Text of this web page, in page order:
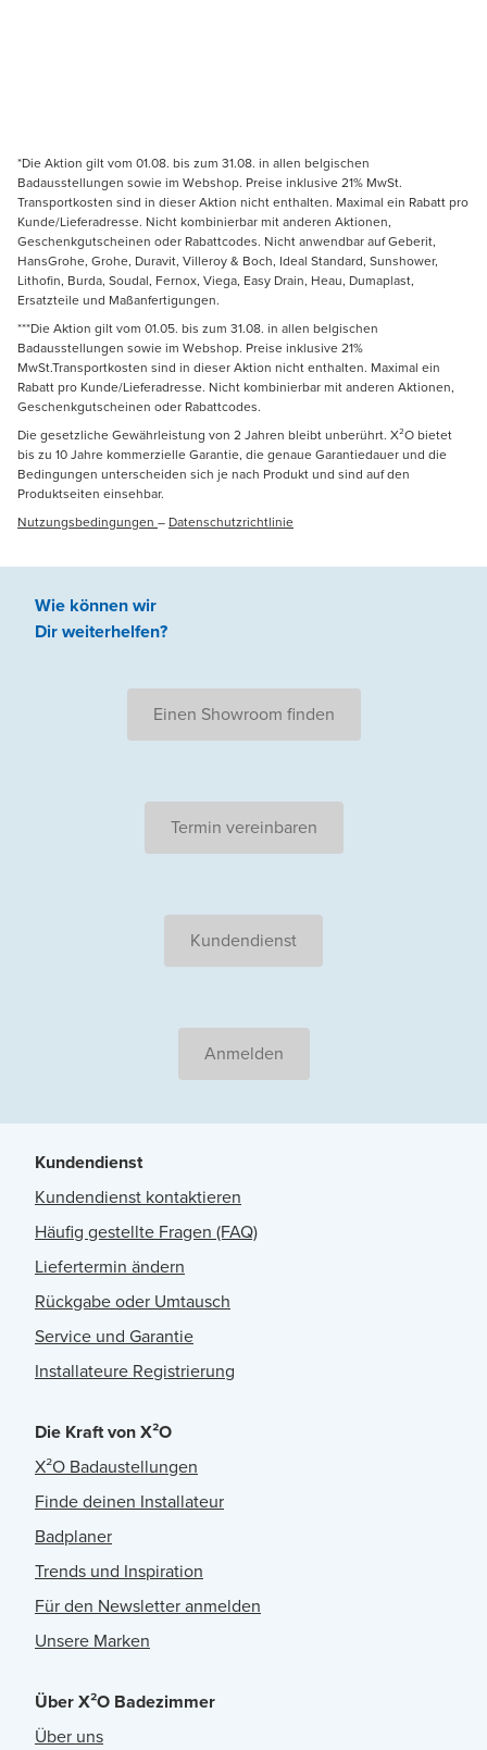
*Die Aktion gilt vom 01.08. bis zum 31.08. in allen belgischen
Badausstellungen sowie im Webshop. Preise inklusive 21% MwSt.
Transportkosten sind in dieser Aktion nicht enthalten. Maximal ein Rabatt pro
Kunde/Lieferadresse. Nicht kombinierbar mit anderen Aktionen,
Geschenkgutscheinen oder Rabattcodes. Nicht anwendbar auf Geberit,
HansGrohe, Grohe, Duravit, Villeroy & Boch, Ideal Standard, Sunshower,
Lithofin, Burda, Soudal, Fernox, Viega, Easy Drain, Heau, Dumaplast,
Ersatzteile und Maßanfertigungen.
***Die Aktion gilt vom 01.05. bis zum 31.08. in allen belgischen
Badausstellungen sowie im Webshop. Preise inklusive 21%
MwSt.Transportkosten sind in dieser Aktion nicht enthalten. Maximal ein
Rabatt pro Kunde/Lieferadresse. Nicht kombinierbar mit anderen Aktionen,
Geschenkgutscheinen oder Rabattcodes.
Die gesetzliche Gewährleistung von 2 Jahren bleibt unberührt. X²O bietet
bis zu 10 Jahre kommerzielle Garantie, die genaue Garantiedauer und die
Bedingungen unterscheiden sich je nach Produkt und sind auf den
Produktseiten einsehbar.
Nutzungsbedingungen – Datenschutzrichtlinie
Wie können wir
Dir weiterhelfen?
Einen Showroom finden
Termin vereinbaren
Kundendienst
Anmelden
Kundendienst
Kundendienst kontaktieren
Häufig gestellte Fragen (FAQ)
Liefertermin ändern
Rückgabe oder Umtausch
Service und Garantie
Installateure Registrierung
Die Kraft von X²O
X²O Badaustellungen
Finde deinen Installateur
Badplaner
Trends und Inspiration
Für den Newsletter anmelden
Unsere Marken
Über X²O Badezimmer
Über uns